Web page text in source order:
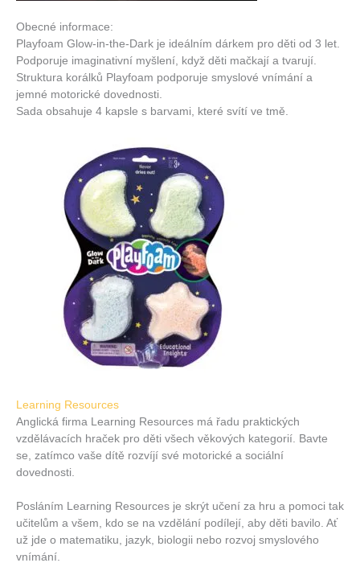
Obecné informace:
Playfoam Glow-in-the-Dark je ideálním dárkem pro děti od 3 let.
Podporuje imaginativní myšlení, když děti mačkají a tvarují.
Struktura korálků Playfoam podporuje smyslové vnímání a
jemné motorické dovednosti.
Sada obsahuje 4 kapsle s barvami, které svítí ve tmě.
Learning Resources
Anglická firma Learning Resources má řadu praktických
vzdělávacích hraček pro děti všech věkových kategorií. Bavte
se, zatímco vaše dítě rozvíjí své motorické a sociální
dovednosti.
Posláním Learning Resources je skrýt učení za hru a pomoci tak
učitelům a všem, kdo se na vzdělání podílejí, aby děti bavilo. Ať
už jde o matematiku, jazyk, biologii nebo rozvoj smyslového
vnímání.